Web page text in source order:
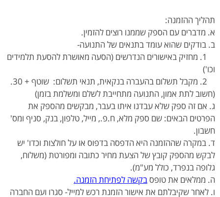
תהליך ההזמנה:
א. מדברים עם הספק שממנו רוצים להזמין.
ב. בודקים שהוא עומד בתנאים של התנועה-
1. מחזיק באישורים הנדרשים (הסעה מאושרת להסעת תלמידים
וכו')
2. מקבל תשלום בהעברה בנקאית, תנאי תשלום: שוטף + 30.
(חשוב לתת אמון, התנועה מתחייבת לשלם ומשלמת בזמן)
ג. אם זה ספק שלא עבדנו איתו בעבר, מבקשים מהספק את
הפרטים הבאים: שם ספק מלא, ח.פ., מייל, טלפון, בנק, סניף ומס'
חשבון.
ד. במקרה שההזמנה היא הדפסה בדפוס או על חולצות וכדו' יש
לבקש מהספק קובץ של הצעת מחיר כתובה ומפורטת (משלוח,
גלופה בנפרד, כולל מע"מ).
ה. ממלאים את טופסבקשה לפתיחת הזמנה.
ו. לאחר שקיבלתם את אישור הזמנת רכש למייל- סגרו ועם החברה